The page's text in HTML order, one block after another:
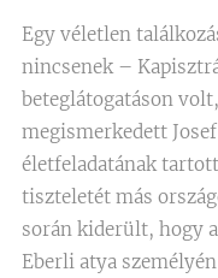
Egy véletlen
nincsenek –
beteglátogatáson
megismerkedett
életfeladatának
tiszteletét más
során kiderült, hogy
Eberli atya